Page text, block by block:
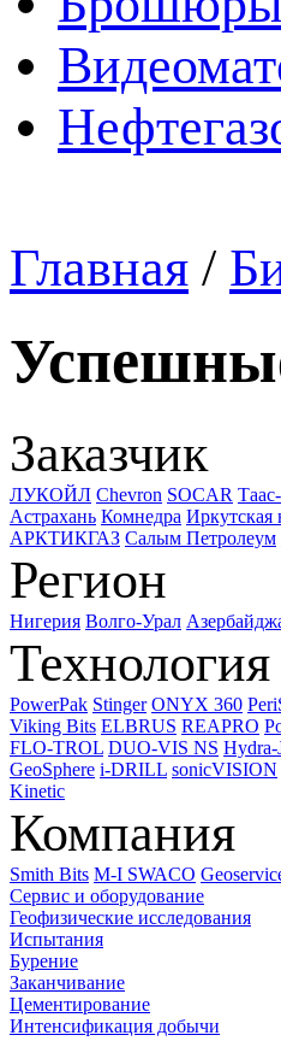
Главная /
Заказчик
ЛУКОЙЛ Chevron SOCAR
Астрахань Комнедра Иркутская
АРКТИКГАЗ Салым Петролеум
Регион
Нигерия Волго-Урал
Технология
PowerPak Stinger ONYX 360
Viking Bits ELBRUS REAPRO
FLO-TROL DUO-VIS NS Hydra-
GeoSphere i-DRILL sonicVISION
Kinetic
Компания
Smith Bits M-I SWACO
Сервис и оборудование
Геофизические исследования
Испытания
Бурение
Заканчивание
Цементирование
Интенсификация добычи